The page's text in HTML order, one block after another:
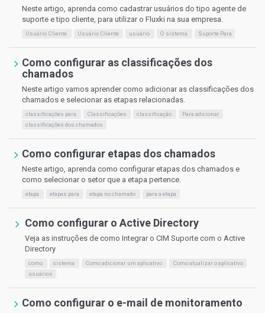
Neste artigo, aprenda como cadastrar usuários do tipo agente de
suporte e tipo cliente, para utilizar o Fluxki na sua empresa.
Usuário Cliente Usuário Cliente usuário O sistema Suporte Para
Como configurar as classificações dos
chamados
Neste artigo vamos aprender como adicionar as classificações dos
chamados e selecionar as etapas relacionadas.
classificações para Classificações classificação
Para adicionar
classificações dos chamados
Como configurar etapas dos chamados
Neste artigo, aprenda como configurar etapas dos chamados e
como selecionar o setor que a etapa pertence.
etapa etapas para etapa no chamado para a etapa
Como configurar o Active Directory
Veja as instruções de como Integrar o CIM Suporte com o Active
Directory
como sistema Como adicionar um aplicativo
Como atualizar o aplicativo
usuários
Como configurar o e-mail de monitoramento